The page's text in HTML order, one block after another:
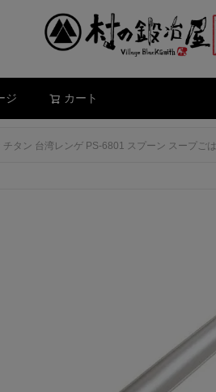
ジ カート
チタン 台湾レンゲ PS-6801 スプーン スープご